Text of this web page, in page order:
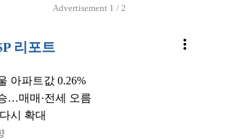
Advertisement 1 / 2
리포트 more_vert
아파트값 0.26%
…매매·전세 오름
시 확대